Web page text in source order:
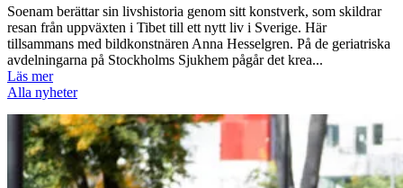
Soenam berättar sin livshistoria genom sitt konstverk, som skildrar
resan från uppväxten i Tibet till ett nytt liv i Sverige. Här
tillsammans med bildkonstnären Anna Hesselgren. På de geriatriska
avdelningarna på Stockholms Sjukhem pågår det krea...
Läs mer
Alla nyheter